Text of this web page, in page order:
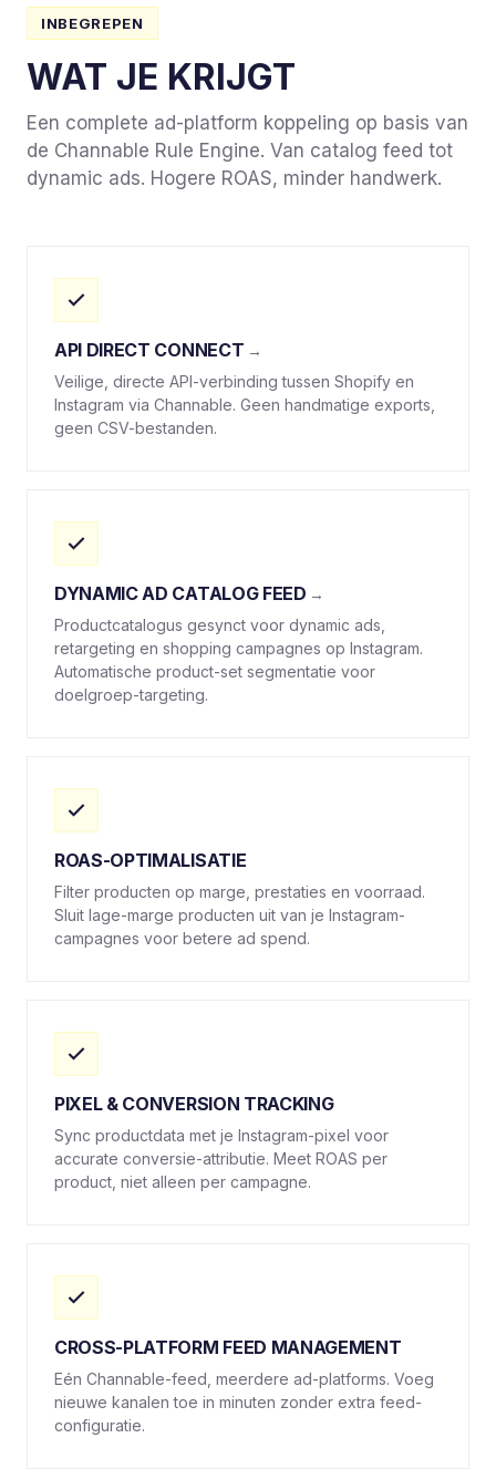
INBEGREPEN
WAT JE KRIJGT
Een complete ad-platform koppeling op basis van
de Channable Rule Engine. Van catalog feed tot
dynamic ads. Hogere ROAS, minder handwerk.
API DIRECT CONNECT
Veilige, directe API-verbinding tussen Shopify en
Instagram via Channable. Geen handmatige exports,
geen CSV-bestanden.
DYNAMIC AD CATALOG FEED
Productcatalogus gesynct voor dynamic ads,
retargeting en shopping campagnes op Instagram.
Automatische product-set segmentatie voor
doelgroep-targeting.
ROAS-OPTIMALISATIE
Filter producten op marge, prestaties en voorraad.
Sluit lage-marge producten uit van je Instagram-
campagnes voor betere ad spend.
PIXEL & CONVERSION TRACKING
Sync productdata met je Instagram-pixel voor
accurate conversie-attributie. Meet ROAS per
product, niet alleen per campagne.
CROSS-PLATFORM FEED MANAGEMENT
Eén Channable-feed, meerdere ad-platforms. Voeg
nieuwe kanalen toe in minuten zonder extra feed-
configuratie.